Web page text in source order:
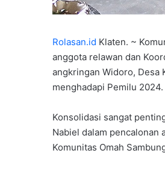
Rolasan.id Klaten. ~
anggota relawan dan
angkringan Widoro, Desa
menghadapi Pemilu 2024.
Konsolidasi sangat
Nabiel dalam pencalonan
Komunitas Omah